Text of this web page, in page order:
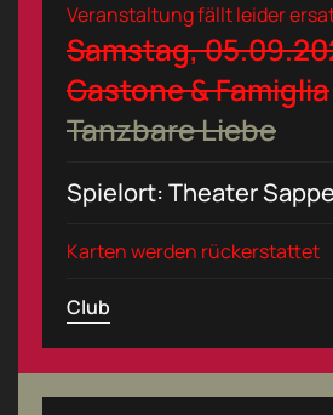
Veranstaltung fällt leider
Samstag,
Gastone & Famiglia
Tanzbare Liebe
Spielort: Theater
Karten werden rückerstattet
Club